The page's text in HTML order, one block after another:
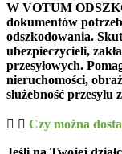
W VOTUM
dokumentów
odszkodowania.
ubezpieczycieli,
przesyłowych.
nieruchomości,
służebność
Czy można